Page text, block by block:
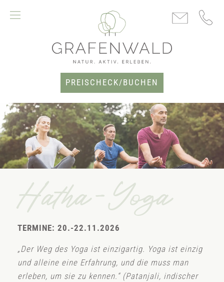
Hatha-Yoga
TERMINE: 20.-22.11.2026
„Der Weg des Yoga ist einzigartig. Yoga ist einzig
und alleine eine Erfahrung, und die muss man
erleben, um sie zu kennen.“ (Patanjali, indischer
PREISCHECK/BUCHEN